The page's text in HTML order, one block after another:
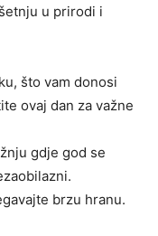
u prirodi i
što vam donosi
ovaj dan za važne
gdje god se
brzu hranu.